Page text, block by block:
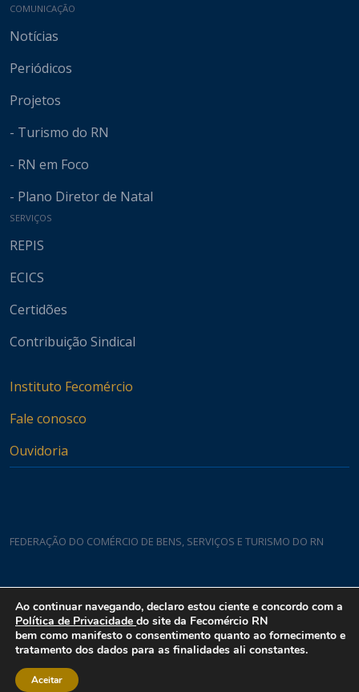
COMUNICAÇÃO
Notícias
Periódicos
Projetos
- Turismo do RN
- RN em Foco
- Plano Diretor de Natal
SERVIÇOS
REPIS
ECICS
Certidões
Contribuição Sindical
Instituto Fecomércio
Fale conosco
Ouvidoria
FEDERAÇÃO DO COMÉRCIO DE BENS, SERVIÇOS E TURISMO DO RN
Rua Padre João Damasceno, 1935 - Lagoa Nova CEP 59075-760
Ao continuar navegando, declaro estou ciente e concordo com a
Política de Privacidade do site da Fecomércio RN
bem como manifesto o consentimento quanto ao fornecimento e
tratamento dos dados para as finalidades ali constantes.
Aceitar